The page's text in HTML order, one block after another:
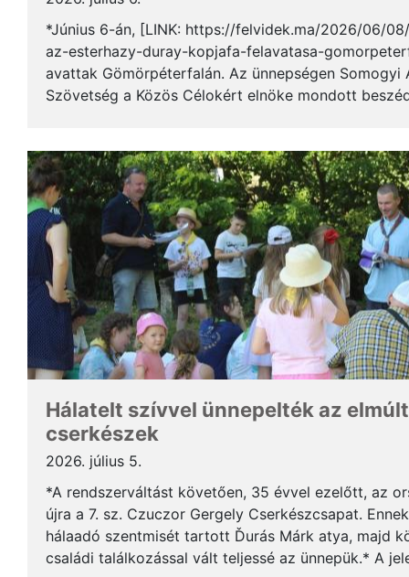
*Június 6-án, [LINK: https://felvidek.ma/2026/06/
az-esterhazy-duray-kopjafa-felavatasa-
avattak Gömörpéterfalán. Az ünnepségen
Szövetség a Közös Célokért elnöke mondott
Hálatelt szívvel ünnepelték az
cserkészek
2026. július 5.
*A rendszerváltást követően, 35 évvel ezelőtt, az
újra a 7. sz. Czuczor Gergely Cserkészcsapat.
hálaadó szentmisét tartott Ďurás Márk atya, majd
családi találkozással vált teljessé az ünnepük.* A